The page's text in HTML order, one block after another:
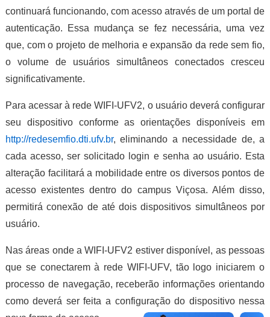
continuará funcionando, com acesso através de um portal de
autenticação. Essa mudança se fez necessária, uma vez
que, com o projeto de melhoria e expansão da rede sem fio,
o volume de usuários simultâneos conectados cresceu
significativamente.
Para acessar à rede WIFI-UFV2, o usuário deverá configurar
seu dispositivo conforme as orientações disponíveis em
http://redesemfio.dti.ufv.br, eliminando a necessidade de, a
cada acesso, ser solicitado login e senha ao usuário. Esta
alteração facilitará a mobilidade entre os diversos pontos de
acesso existentes dentro do campus Viçosa. Além disso,
permitirá conexão de até dois dispositivos simultâneos por
usuário.
Nas áreas onde a WIFI-UFV2 estiver disponível, as pessoas
que se conectarem à rede WIFI-UFV, tão logo iniciarem o
processo de navegação, receberão informações orientando
como deverá ser feita a configuração do dispositivo nessa